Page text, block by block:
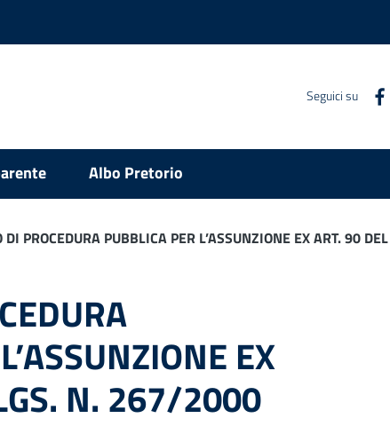
Seguici su
Albo Pretorio
DI PROCEDURA PUBBLICA PER L’ASSUNZIONE EX ART. 90
EX
N. 267/2000